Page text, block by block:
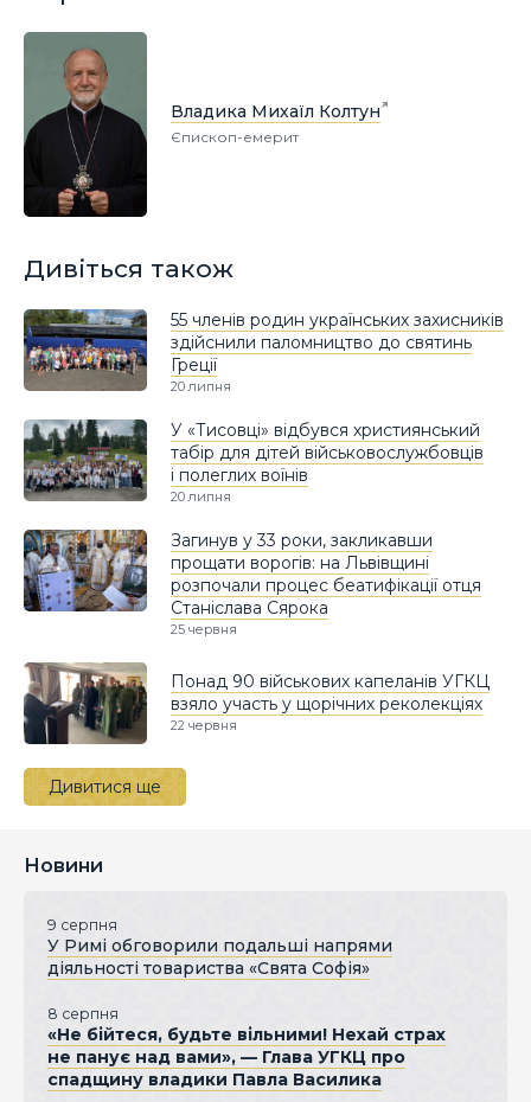
Владика Михаїл Колтун
Єпископ-емерит
Дивіться також
55 членів родин українських захисників
здійснили паломництво до святинь
Греції
20 липня
У «Тисовці» відбувся християнський
табір для дітей військовослужбовців
і полеглих воїнів
20 липня
Загинув у 33 роки, закликавши
прощати ворогів: на Львівщині
розпочали процес беатифікації отця
Станіслава Сярока
25 червня
Понад 90 військових капеланів УГКЦ
взяло участь у щорічних реколекціях
22 червня
Дивитися ще
Новини
9 серпня
У Римі обговорили подальші напрями
діяльності товариства «Свята Софія»
8 серпня
«Не бійтеся, будьте вільними! Нехай страх
не панує над вами», — Глава УГКЦ про
спадщину владики Павла Василика